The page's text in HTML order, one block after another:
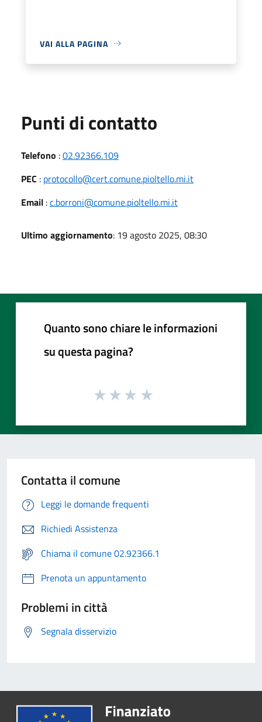
VAI ALLA PAGINA
Punti di contatto
Telefono :02.92366.109
PEC : protocollo@cert.comune.pioltello.mi.it
Email :c.borroni@comune.pioltello.mi.it
Ultimo aggiornamento: 19 agosto 2025, 08:30
Quanto sono chiare le informazioni
su questa pagina?
Contatta il comune
Leggi le domande frequenti
Richiedi Assistenza
Chiama il comune 02.92366.1
Prenota un appuntamento
Problemi in città
Segnala disservizio